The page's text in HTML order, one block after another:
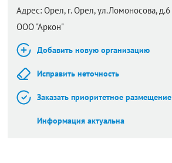
Адрес: Орел, г. Орел, ул.Ломоносова, д.6
ООО "Аркон"
Добавить новую организацию
Исправить неточность
Заказать приоритетное размещение
Информация актуальна